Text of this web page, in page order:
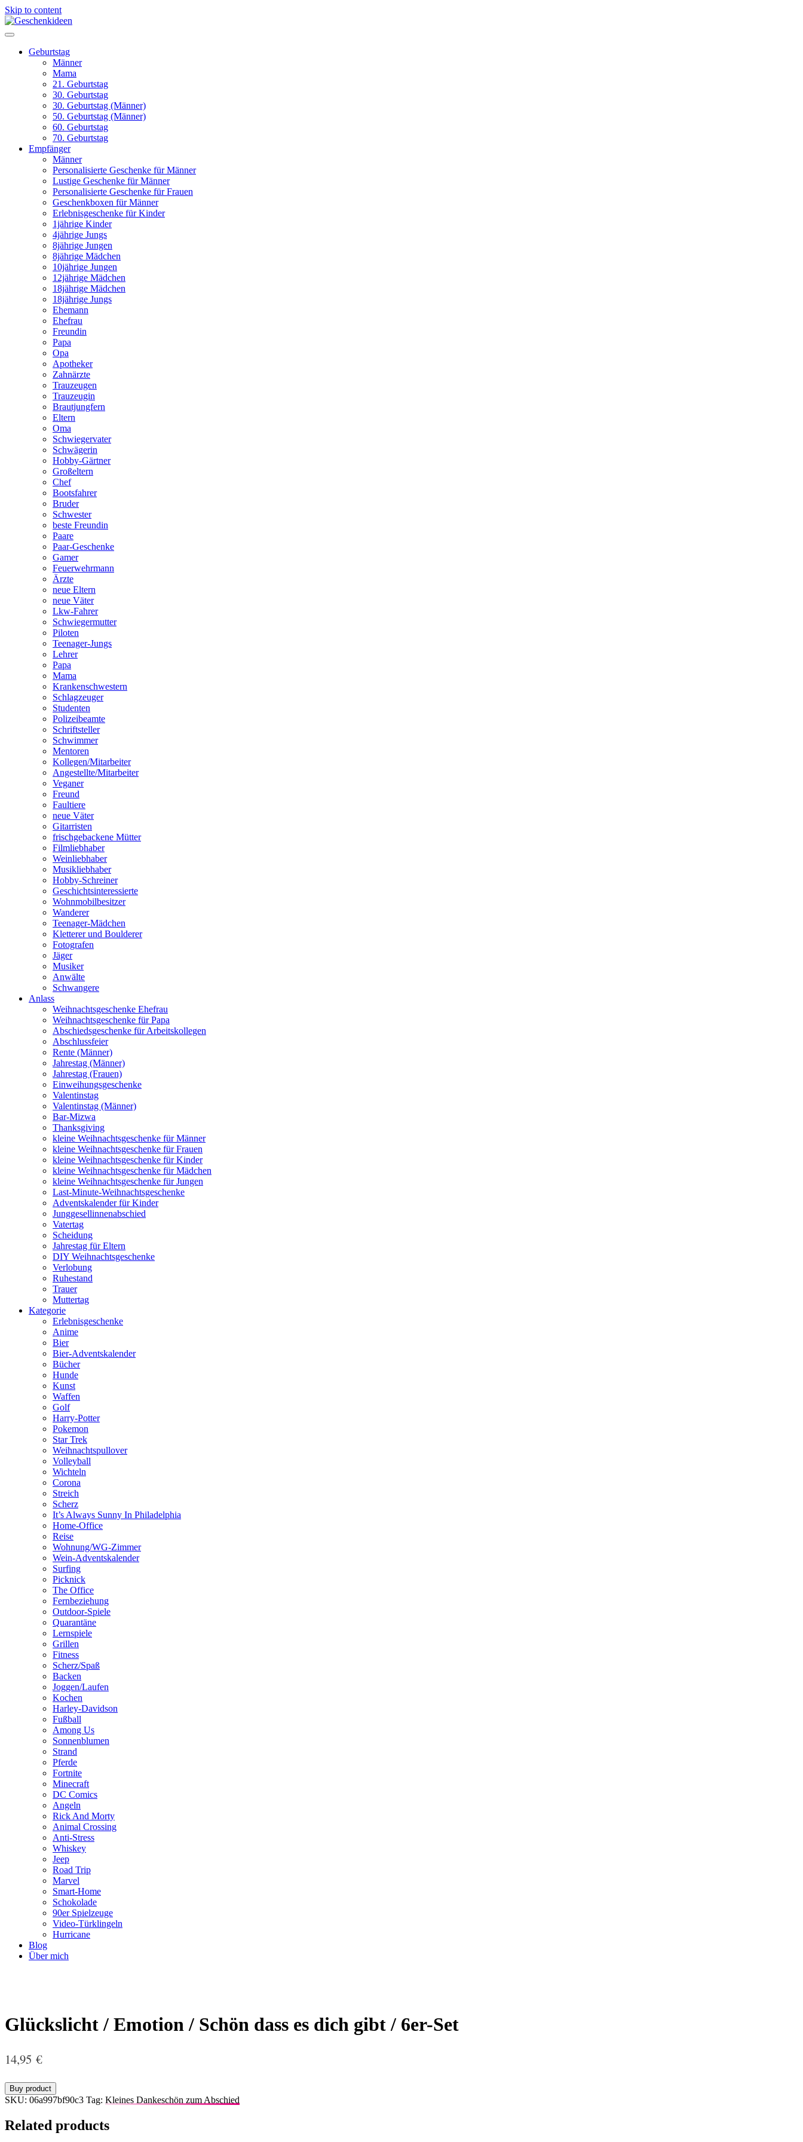
Skip to content
Geburtstag
Männer
Mama
21. Geburtstag
30. Geburtstag
30. Geburtstag (Männer)
50. Geburtstag (Männer)
60. Geburtstag
70. Geburtstag
Empfänger
Männer
Personalisierte Geschenke für Männer
Lustige Geschenke für Männer
Personalisierte Geschenke für Frauen
Geschenkboxen für Männer
Erlebnisgeschenke für Kinder
1jährige Kinder
4jährige Jungs
8jährige Jungen
8jährige Mädchen
10jährige Jungen
12jährige Mädchen
18jährige Mädchen
18jährige Jungs
Ehemann
Ehefrau
Freundin
Papa
Opa
Apotheker
Zahnärzte
Trauzeugen
Trauzeugin
Brautjungfern
Eltern
Oma
Schwiegervater
Schwägerin
Hobby-Gärtner
Großeltern
Chef
Bootsfahrer
Bruder
Schwester
beste Freundin
Paare
Paar-Geschenke
Gamer
Feuerwehrmann
Ärzte
neue Eltern
neue Väter
Lkw-Fahrer
Schwiegermutter
Piloten
Teenager-Jungs
Lehrer
Papa
Mama
Krankenschwestern
Schlagzeuger
Studenten
Polizeibeamte
Schriftsteller
Schwimmer
Mentoren
Kollegen/Mitarbeiter
Angestellte/Mitarbeiter
Veganer
Freund
Faultiere
neue Väter
Gitarristen
frischgebackene Mütter
Filmliebhaber
Weinliebhaber
Musikliebhaber
Hobby-Schreiner
Geschichtsinteressierte
Wohnmobilbesitzer
Wanderer
Teenager-Mädchen
Kletterer und Boulderer
Fotografen
Jäger
Musiker
Anwälte
Schwangere
Anlass
Weihnachtsgeschenke Ehefrau
Weihnachtsgeschenke für Papa
Abschiedsgeschenke für Arbeitskollegen
Abschlussfeier
Rente (Männer)
Jahrestag (Männer)
Jahrestag (Frauen)
Einweihungsgeschenke
Valentinstag
Valentinstag (Männer)
Bar-Mizwa
Thanksgiving
kleine Weihnachtsgeschenke für Männer
kleine Weihnachtsgeschenke für Frauen
kleine Weihnachtsgeschenke für Kinder
kleine Weihnachtsgeschenke für Mädchen
kleine Weihnachtsgeschenke für Jungen
Last-Minute-Weihnachtsgeschenke
Adventskalender für Kinder
Junggesellinnenabschied
Vatertag
Scheidung
Jahrestag für Eltern
DIY Weihnachtsgeschenke
Verlobung
Ruhestand
Trauer
Muttertag
Kategorie
Erlebnisgeschenke
Anime
Bier
Bier-Adventskalender
Bücher
Hunde
Kunst
Waffen
Golf
Harry-Potter
Pokemon
Star Trek
Weihnachtspullover
Volleyball
Wichteln
Corona
Streich
Scherz
It’s Always Sunny In Philadelphia
Home-Office
Reise
Wohnung/WG-Zimmer
Wein-Adventskalender
Surfing
Picknick
The Office
Fernbeziehung
Outdoor-Spiele
Quarantäne
Lernspiele
Grillen
Fitness
Scherz/Spaß
Backen
Joggen/Laufen
Kochen
Harley-Davidson
Fußball
Among Us
Sonnenblumen
Strand
Pferde
Fortnite
Minecraft
DC Comics
Angeln
Rick And Morty
Animal Crossing
Anti-Stress
Whiskey
Jeep
Road Trip
Marvel
Smart-Home
Schokolade
90er Spielzeuge
Video-Türklingeln
Hurricane
Blog
Über mich
Glückslicht / Emotion / Schön dass es dich gibt / 6er-Set
14,95 €
Buy product
SKU: 06a997bf90c3 Tag: Kleines Dankeschön zum Abschied
Related products